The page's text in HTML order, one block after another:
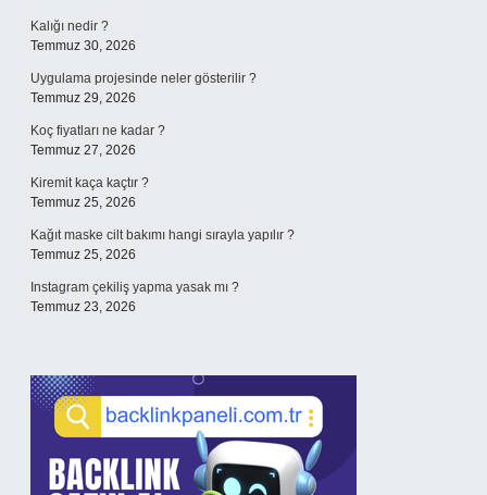
Kalığı nedir ?
Temmuz 30, 2026
Uygulama projesinde neler gösterilir ?
Temmuz 29, 2026
Koç fiyatları ne kadar ?
Temmuz 27, 2026
Kiremit kaça kaçtır ?
Temmuz 25, 2026
Kağıt maske cilt bakımı hangi sırayla yapılır ?
Temmuz 25, 2026
Instagram çekiliş yapma yasak mı ?
Temmuz 23, 2026